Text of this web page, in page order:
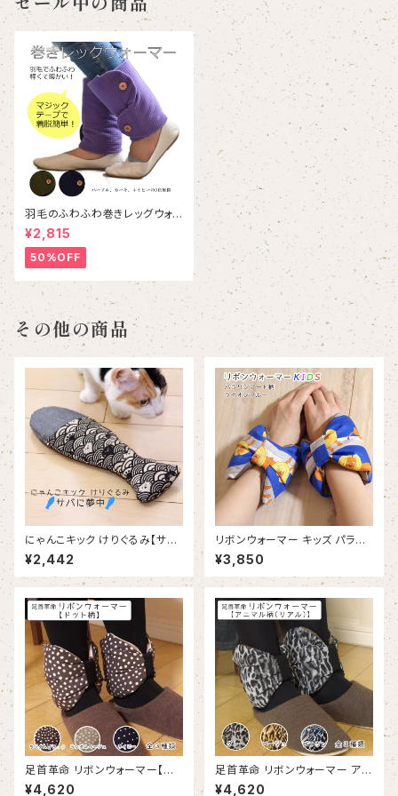
セール中の商品
羽毛のふわふわ巻きレッグウォ
ーマー｜Down wrapped leg
warmer
¥2,815
50%OFF
その他の商品
にゃんこキック けりぐるみ【サバ
に夢中】｜猫･ペット用品･羽毛
¥2,442
リボンウォーマー キッズ パラリ
ンアート柄【ライオンブルー】（R
P501KS）
¥3,850
足首革命 リボンウォーマー【ドッ
ト柄】｜RIBBON--warmer 【D
¥4,620
足首革命 リボンウォーマー アニ
マル柄（リアル）｜RIBBON-wa
¥4,620